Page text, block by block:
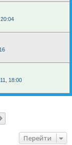
18:00
Перейти